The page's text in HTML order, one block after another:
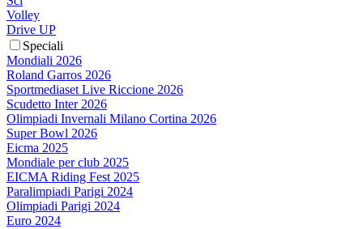
Volley
Drive UP
Speciali
Mondiali 2026
Roland Garros 2026
Sportmediaset Live Riccione 2026
Scudetto Inter 2026
Olimpiadi Invernali Milano Cortina 2026
Super Bowl 2026
Eicma 2025
Mondiale per club 2025
EICMA Riding Fest 2025
Paralimpiadi Parigi 2024
Olimpiadi Parigi 2024
Euro 2024